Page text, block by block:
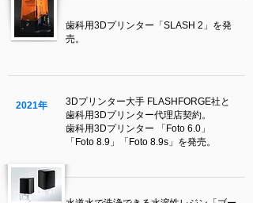
2020年
歯科用3Dプリンター「SLASH 2」を発
売。
2021年
3Dプリンター大手 FLASHFORGE社と
歯科用3Dプリンター代理店契約。
歯科用3Dプリンター 「Foto 6.0」
「Foto 8.9」「Foto 8.9s」を発売。